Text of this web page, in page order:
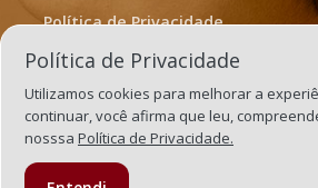
Política de Privacidade
Termos de Uso
Política de Privacidade
Utilizamos cookies para melhorar a
continuar, você afirma que leu,
nosssa Política de Privacidade.